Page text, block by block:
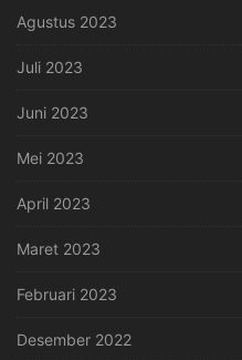
Agustus 2023
Juli 2023
Juni 2023
Mei 2023
April 2023
Maret 2023
Februari 2023
Desember 2022